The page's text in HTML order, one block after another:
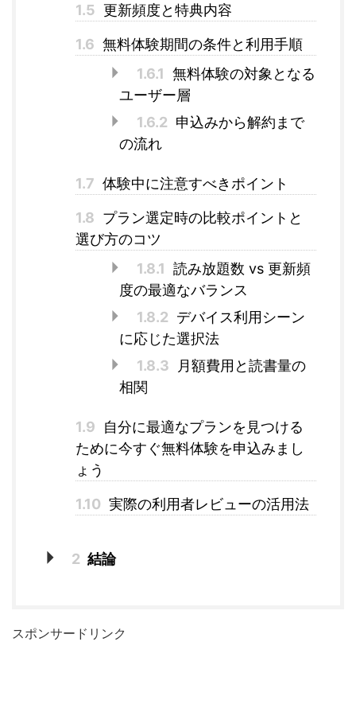
1.5 更新頻度と特典内容
1.6 無料体験期間の条件と利用手順
1.6.1 無料体験の対象となる
ユーザー層
1.6.2 申込みから解約まで
の流れ
1.7 体験中に注意すべきポイント
1.8 プラン選定時の比較ポイントと
選び方のコツ
1.8.1 読み放題数 vs 更新頻
度の最適なバランス
1.8.2 デバイス利用シーン
に応じた選択法
1.8.3
月額費用と読書量の
相関
1.9
自分に最適なプランを見つける
ために今すぐ無料体験を申込みまし
ょう
1.10 実際の利用者レビューの活用法
2 結論
スポンサードリンク